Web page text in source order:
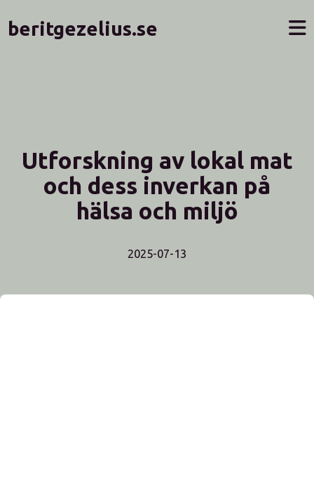
beritgezelius.se
Utforskning av lokal mat
och dess inverkan på
hälsa och miljö
2025-07-13